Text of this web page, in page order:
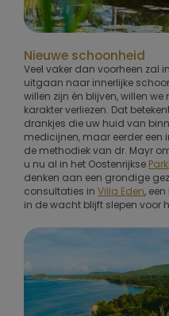
Nieuwe schoonheid
Veel vaker dan voorheen zal
uitgaan naar innerlijke
willen zijn én blijven, willen
karakter verliezen. Dat
drankjes die uw huid van
medicijnen, maar eerder
de methodiek van dr. Mayr
u nu al in het Oostenrijkse
denken aan een grondige
consultaties in Villa Eden,
in de wacht blijft slepen voor